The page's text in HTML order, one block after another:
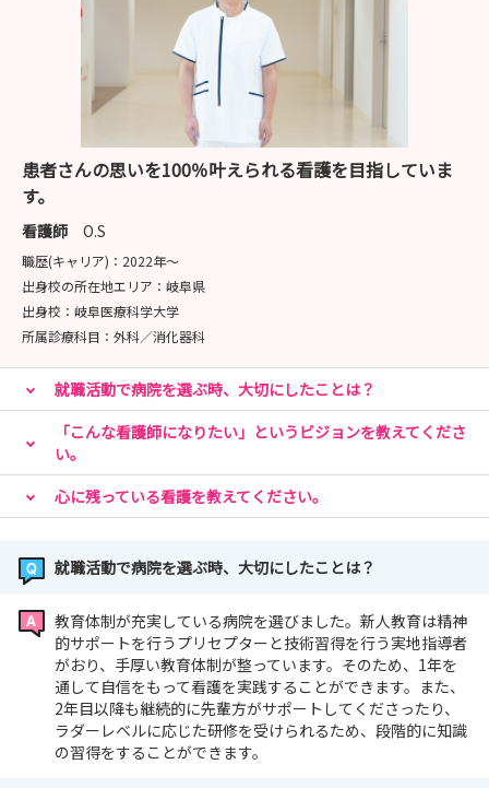
患者さんの思いを100％叶えられる看護を目指していま
す。
看護師 O.S
職歴(キャリア)： 2022年〜
出身校の所在地エリア： 岐阜県
出身校： 岐阜医療科学大学
所属診療科目： 外科／消化器科
就職活動で病院を選ぶ時、大切にしたことは？
「こんな看護師になりたい」というビジョンを教えてくださ
い。
心に残っている看護を教えてください。
就職活動で病院を選ぶ時、大切にしたことは？
教育体制が充実している病院を選びました。新人教育は精神
的サポートを行うプリセプターと技術習得を行う実地指導者
がおり、手厚い教育体制が整っています。そのため、1年を
通して自信をもって看護を実践することができます。また、
2年目以降も継続的に先輩方がサポートしてくださったり、
ラダーレベルに応じた研修を受けられるため、段階的に知識
の習得をすることができます。